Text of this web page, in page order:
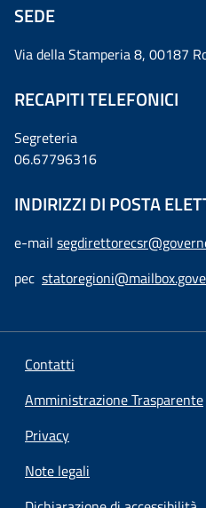
SEDE
Via della Stamperia 8, 00187
RECAPITI TELEFONICI
Segreteria
06.67796316
INDIRIZZI DI POSTA
e-mail
pec
Contatti
Amministrazione Trasparente
Privacy
Note legali